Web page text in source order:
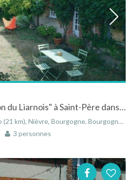
Gîte "La petite maison du Liarnois" à Saint-Père dans la Nièvre en Bourgogne
Bourgogne, Bourgogne-Franche-Comté, France
3 personnes